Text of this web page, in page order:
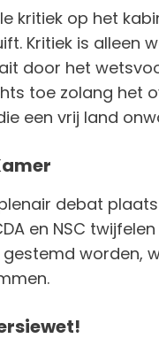
kritiek op het
Kritiek is alleen
door het
toe zolang het
een vrij land
debat
en NSC
worden,